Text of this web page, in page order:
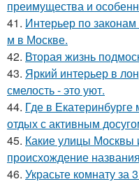
преимущества и
41. Интерьер по законам
м в Москве.
42. Вторая жизнь
43. Яркий интерьер в
смелость - это уют.
44. Где в
отдых с активным
45. Какие улицы Москвы
происхождение названия
46. Украсьте комнату